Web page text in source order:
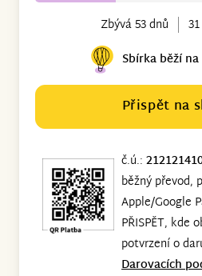
Zbývá 53 dnů
Sbírka běží
Přispět na
č.ú.:
běžný převod,
Apple/Google
PŘISPĚT, kde
potvrzení o
Darovacích